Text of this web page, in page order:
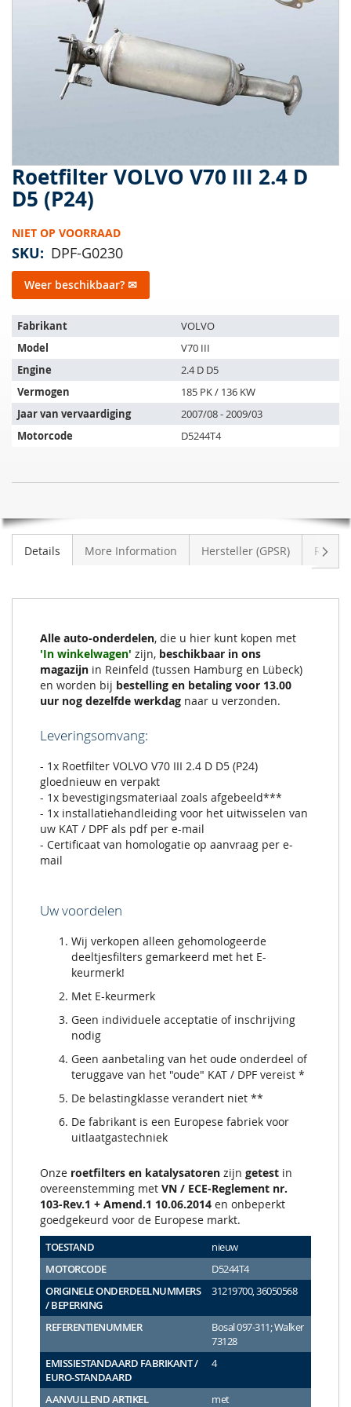
Roetfilter VOLVO V70 III 2.4 D
D5 (P24)
NIET OP VOORRAAD
SKU DPF-G0230
Weer beschikbaar? ✉
Het
artikel
past
op
de
volgende
voertuigen:
Fabrikant
VOLVO
Model
V70 III
Engine
2.4 D D5
Vermogen
185 PK / 136 KW
Jaar van vervaardiging
2007/08 - 2009/03
Motorcode
D5244T4
V70
2.4
VOORRAAD
afbeeldingen-
Ga
naar
het
van
de
gallerij
Details More Information Hersteller (GPSR)
Alle auto-onderdelen, die u hier kunt kopen met
'In winkelwagen' zijn, beschikbaar in ons
magazijn in Reinfeld (tussen Hamburg en Lübeck)
en worden bij bestelling en betaling voor 13.00
uur nog dezelfde werkdag naar u verzonden.
Leveringsomvang:
- 1x Roetfilter VOLVO V70 III 2.4 D D5 (P24)
gloednieuw en verpakt
- 1x bevestigingsmateriaal zoals afgebeeld***
- 1x installatiehandleiding voor het uitwisselen van
uw KAT / DPF als pdf per e-mail
- Certificaat van homologatie op aanvraag per e-
mail
Uw voordelen
Wij verkopen alleen gehomologeerde
deeltjesfilters gemarkeerd met het E-
keurmerk!
Met E-keurmerk
Geen individuele acceptatie of inschrijving
nodig
Geen aanbetaling van het oude onderdeel of
teruggave van het "oude" KAT / DPF vereist *
De belastingklasse verandert niet **
De fabrikant is een Europese fabriek voor
uitlaatgastechniek
Onze roetfilters en katalysatoren zijn getest in
overeenstemming met VN / ECE-Reglement nr.
103-Rev.1 + Amend.1 10.06.2014 en onbeperkt
goedgekeurd voor de Europese markt.
TOESTAND
nieuw
MOTORCODE
D5244T4
ORIGINELE ONDERDEELNUMMERS
/ BEPERKING
31219700, 36050568
REFERENTIENUMMER
Bosal 097-311; Walker
73128
EMISSIESTANDAARD FABRIKANT /
EURO-STANDAARD
4
AANVULLEND ARTIKEL
met